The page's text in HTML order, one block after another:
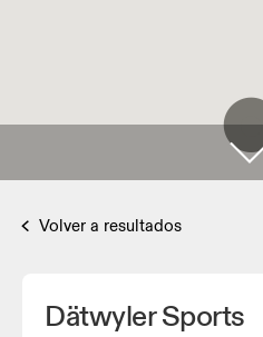
Volver a resultados
Dätwyler Sports